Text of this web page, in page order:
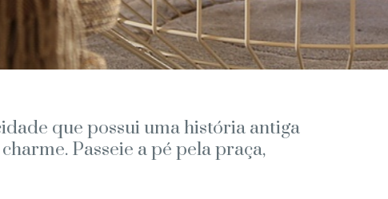
que possui uma história antiga
Passeie a pé pela praça,